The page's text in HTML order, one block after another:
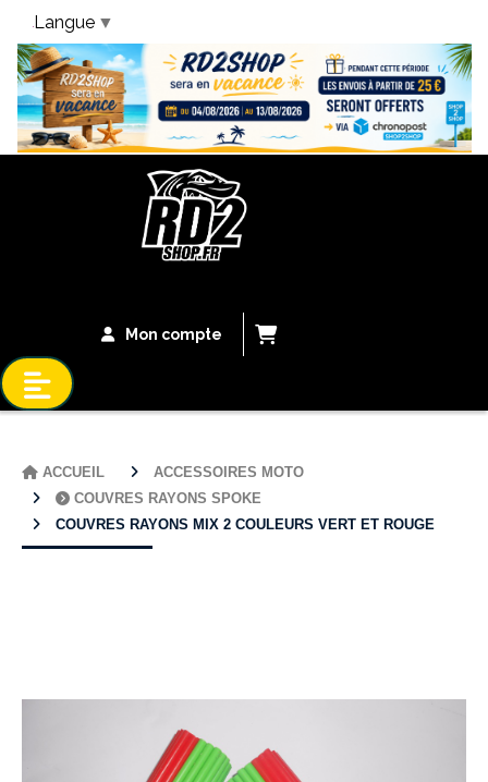
Bandeau Vacances
Mon compte
ACCUEIL
ACCESSOIRES MOTO
COUVRES RAYONS SPOKE
COUVRES RAYONS MIX 2 COULEURS VERT ET ROUGE
Langue ▼